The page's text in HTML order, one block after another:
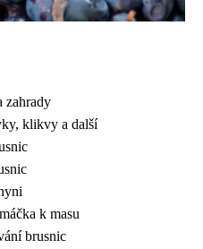
zahrady
klikvy a další
k masu
brusnic